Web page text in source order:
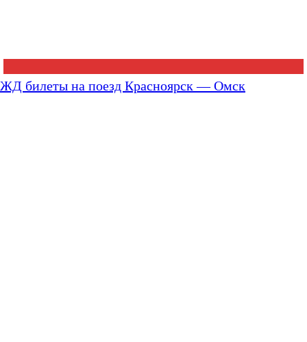
ЖД билеты на поезд Красноярск — Омск